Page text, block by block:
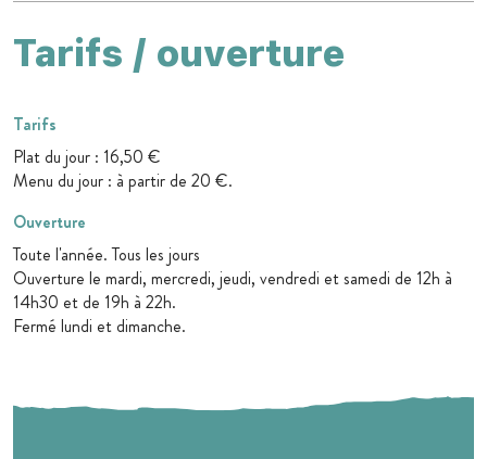
Tarifs / ouverture
Tarifs
Plat du jour : 16,50 €
Menu du jour : à partir de 20 €.
Ouverture
Toute l'année. Tous les jours
Ouverture le mardi, mercredi, jeudi, vendredi et samedi de 12h à
14h30 et de 19h à 22h.
Fermé lundi et dimanche.